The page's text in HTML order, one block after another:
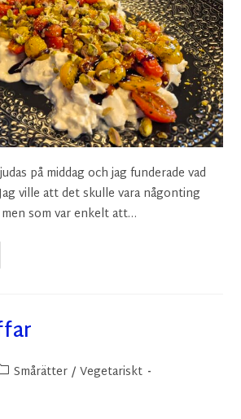
på middag och jag funderade vad
ville att det skulle vara någonting
som var enkelt att…
Smårätter / Vegetariskt